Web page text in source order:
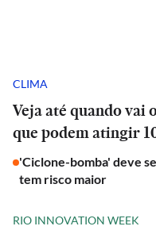
CLIMA
Veja até quando vai
que podem atingir
'Ciclone-bomba' deve
tem risco maior
RIO INNOVATION WEEK